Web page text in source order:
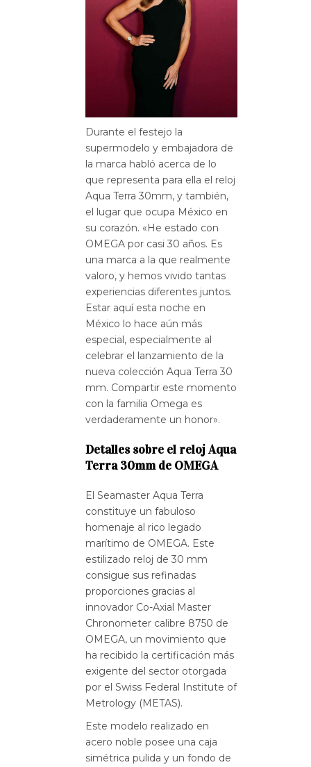
Durante el festejo la
supermodelo y embajadora de
la marca habló acerca de lo
que representa para ella el reloj
Aqua Terra 30mm, y también,
el lugar que ocupa México en
su corazón. «He estado con
OMEGA por casi 30 años. Es
una marca a la que realmente
valoro, y hemos vivido tantas
experiencias diferentes juntos.
Estar aquí esta noche en
México lo hace aún más
especial, especialmente al
celebrar el lanzamiento de la
nueva colección Aqua Terra 30
mm. Compartir este momento
con la familia Omega es
verdaderamente un honor».
Detalles sobre el reloj Aqua
Terra 30mm de OMEGA
El Seamaster Aqua Terra
constituye un fabuloso
homenaje al rico legado
marítimo de OMEGA. Este
estilizado reloj de 30 mm
consigue sus refinadas
proporciones gracias al
innovador Co-Axial Master
Chronometer calibre 8750 de
OMEGA, un movimiento que
ha recibido la certificación más
exigente del sector otorgada
por el Swiss Federal Institute of
Metrology (METAS).
Este modelo realizado en
acero noble posee una caja
simétrica pulida y un fondo de